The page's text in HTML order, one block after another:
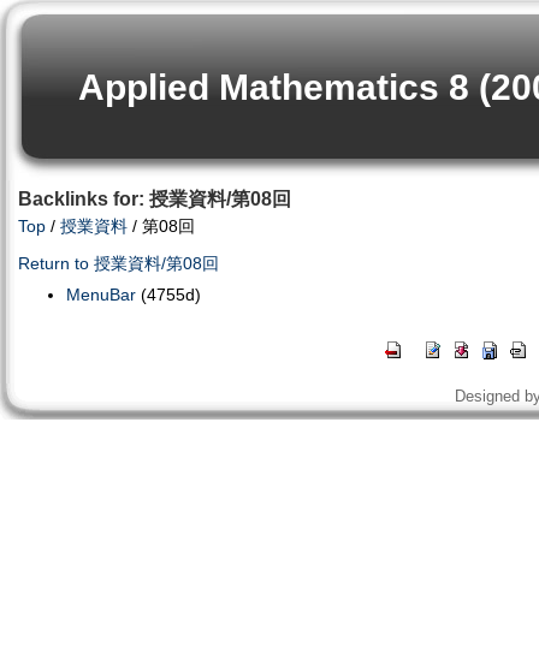
Applied Mathematics 8
Backlinks for: 授業資料/第08回
Top / 授業資料 / 第08回
Return to 授業資料/第08回
MenuBar (4755d)
Designed